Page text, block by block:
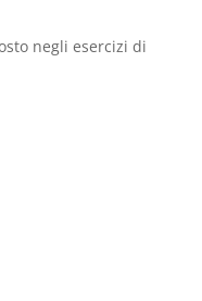
negli esercizi di